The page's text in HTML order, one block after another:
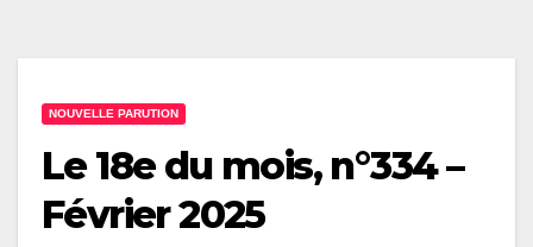
NOUVELLE PARUTION
Le 18e du mois, n°334 –
Février 2025